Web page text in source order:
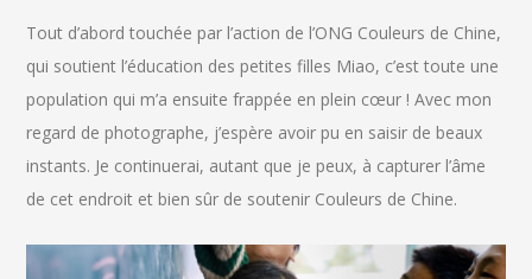
Tout d’abord touchée par l’action de l’ONG Couleurs de Chine,
qui soutient l’éducation des petites filles Miao, c’est toute une
population qui m’a ensuite frappée en plein cœur ! Avec mon
regard de photographe, j’espère avoir pu en saisir de beaux
instants. Je continuerai, autant que je peux, à capturer l’âme
de cet endroit et bien sûr de soutenir Couleurs de Chine.